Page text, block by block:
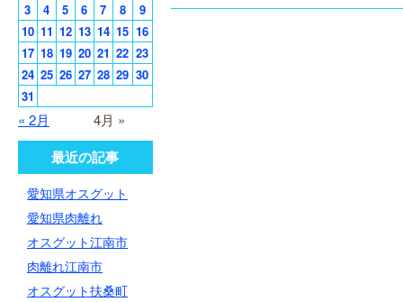
« 2月 4月 »
3
4 5 6 7 8
9
10 11 12 13 14 15 16
17 18 19 20 21 22 23
24 25 26 27 28 29 30
31
最近の記事
愛知県オスグット
愛知県肉離れ
オスグット江南市
肉離れ江南市
オスグット扶桑町